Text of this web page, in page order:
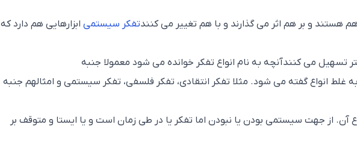
هستند و بر هم اثر می گذارند و با هم تغییر می کنندتفکر سیستمی ابزارهایی هم دارد که
تسهیل می کنندآنچه به نام انواع تفکر خوانده می شود معمولا جنبه
انواع گفته می شود. مثلا تفکر انتقادی، تفکر فلسفی، تفکر سیستمی و امثالهم جنبه
آن. از جهت سیستمی بودن یا نبودن اما تفکر یا در طی زمان است و یا ایستا و متوقف بر